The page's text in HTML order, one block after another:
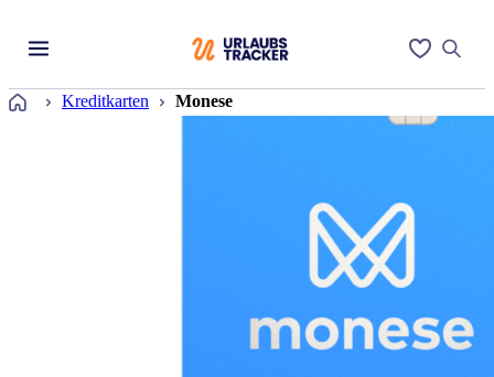
Startseite
Kreditkarten Monese